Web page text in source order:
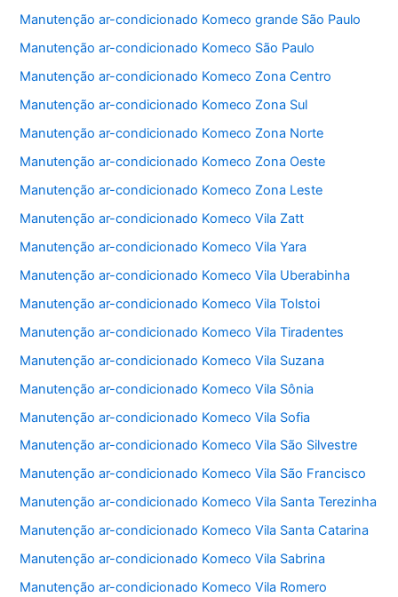
b
o
o
k
A
p
p
Manutenção ar-condicionado Komeco grande São Paulo
Manutenção ar-condicionado Komeco São Paulo
Manutenção ar-condicionado Komeco Zona Centro
Manutenção ar-condicionado Komeco Zona Sul
Manutenção ar-condicionado Komeco Zona Norte
Manutenção ar-condicionado Komeco Zona Oeste
Manutenção ar-condicionado Komeco Zona Leste
Manutenção ar-condicionado Komeco Vila Zatt
Manutenção ar-condicionado Komeco Vila Yara
Manutenção ar-condicionado Komeco Vila Uberabinha
Manutenção ar-condicionado Komeco Vila Tolstoi
Manutenção ar-condicionado Komeco Vila Tiradentes
Manutenção ar-condicionado Komeco Vila Suzana
Manutenção ar-condicionado Komeco Vila Sônia
Manutenção ar-condicionado Komeco Vila Sofia
Manutenção ar-condicionado Komeco Vila São Silvestre
Manutenção ar-condicionado Komeco Vila São Francisco
Manutenção ar-condicionado Komeco Vila Santa Terezinha
Manutenção ar-condicionado Komeco Vila Santa Catarina
Manutenção ar-condicionado Komeco Vila Sabrina
Manutenção ar-condicionado Komeco Vila Romero